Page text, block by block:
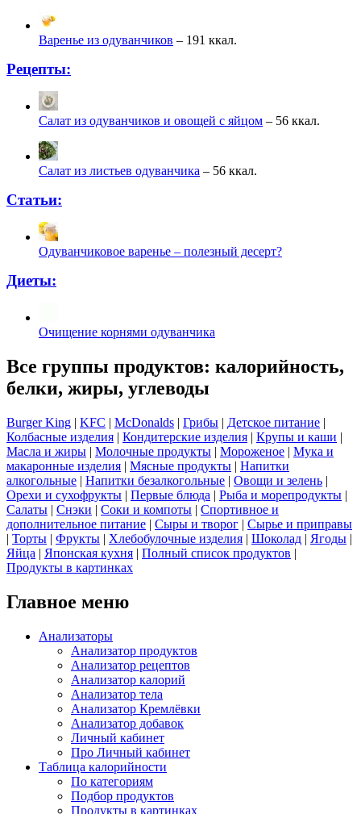
Варенье из одуванчиков – 191 ккал.
Рецепты:
Салат из одуванчиков и овощей с яйцом – 56 ккал.
Салат из листьев одуванчика – 56 ккал.
Статьи:
Одуванчиковое варенье – полезный десерт?
Диеты:
Очищение корнями одуванчика
Все группы продуктов: калорийность,
белки, жиры, углеводы
Burger King | KFC | McDonalds | Грибы | Детское питание |
Колбасные изделия | Кондитерские изделия | Крупы и каши |
Масла и жиры | Молочные продукты | Мороженое | Мука и
макаронные изделия | Мясные продукты | Напитки
алкогольные | Напитки безалкогольные | Овощи и зелень |
Орехи и сухофрукты | Первые блюда | Рыба и морепродукты |
Салаты | Снэки | Соки и компоты | Спортивное и
дополнительное питание | Сыры и творог | Сырье и приправы
| Торты | Фрукты | Хлебобулочные изделия | Шоколад | Ягоды |
Яйца | Японская кухня | Полный список продуктов |
Продукты в картинках
Главное меню
Анализаторы
Анализатор продуктов
Анализатор рецептов
Анализатор калорий
Анализатор тела
Анализатор Кремлёвки
Анализатор добавок
Личный кабинет
Про Личный кабинет
Таблица калорийности
По категориям
Подбор продуктов
Продукты в картинках